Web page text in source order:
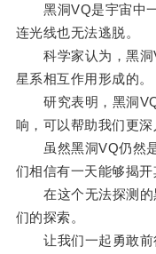
黑洞VQ是宇宙中一
连光线也无法逃脱。
科学家认为，黑洞
星系相互作用形成的。
研究表明，黑洞VQ
响，可以帮助我们更深
虽然黑洞VQ仍然是
们相信有一天能够揭开
在这个无法探测的
们的探索。
让我们一起勇敢前